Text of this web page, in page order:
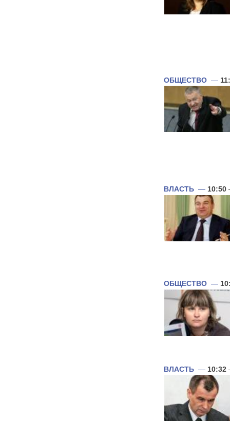
ОБЩЕСТВО —
ВЛАСТЬ — 10:50
ОБЩЕСТВО —
ВЛАСТЬ — 10:32